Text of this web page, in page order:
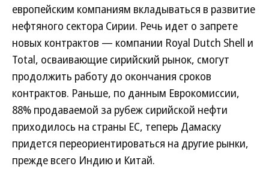
европейским компаниям вкладываться в развитие
нефтяного сектора Сирии. Речь идет о запрете
новых контрактов — компании Royal Dutch Shell и
Total, осваивающие сирийский рынок, смогут
продолжить работу до окончания сроков
контрактов. Раньше, по данным Еврокомиссии,
88% продаваемой за рубеж сирийской нефти
приходилось на страны ЕС, теперь Дамаску
придется переориентироваться на другие рынки,
прежде всего Индию и Китай.